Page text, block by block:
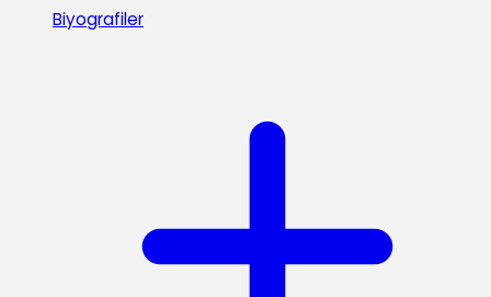
Biyografiler